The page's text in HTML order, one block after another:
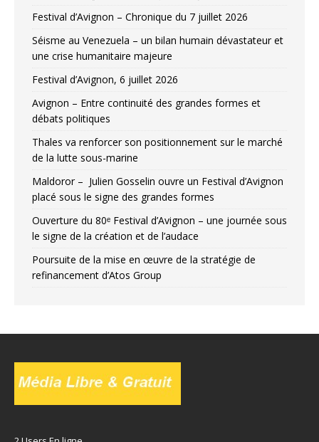
Festival d’Avignon – Chronique du 7 juillet 2026
Séisme au Venezuela – un bilan humain dévastateur et
une crise humanitaire majeure
Festival d’Avignon, 6 juillet 2026
Avignon – Entre continuité des grandes formes et
débats politiques
Thales va renforcer son positionnement sur le marché
de la lutte sous-marine
Maldoror – Julien Gosselin ouvre un Festival d’Avignon
placé sous le signe des grandes formes
Ouverture du 80ᵉ Festival d’Avignon – une journée sous
le signe de la création et de l’audace
Poursuite de la mise en œuvre de la stratégie de
refinancement d’Atos Group